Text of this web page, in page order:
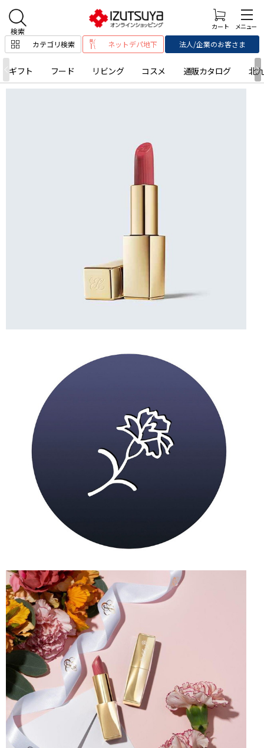
カテゴリ検索 ネットデパ地下 法人/企業のお客さま
ギフト フード リビング コスメ 通販カタログ 北